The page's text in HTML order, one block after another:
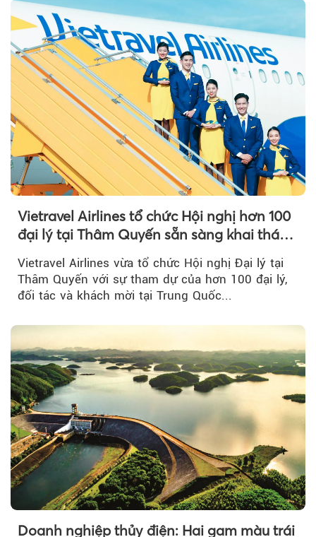
Vietravel Airlines tổ chức Hội nghị hơn 100
đại lý tại Thâm Quyến sẵn sàng khai thác
đường bay thẳng TP.HCM - Thâm Quyến
Vietravel Airlines vừa tổ chức Hội nghị Đại lý tại
Thâm Quyến với sự tham dự của hơn 100 đại lý,
đối tác và khách mời tại Trung Quốc...
Doanh nghiệp thủy điện: Hai gam màu trái